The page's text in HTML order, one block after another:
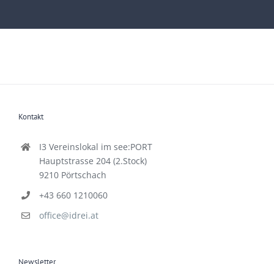
I3 Vereinslokal im see:PORT
Hauptstrasse 204 (2.Stock)
9210 Pörtschach
+43 660 1210060